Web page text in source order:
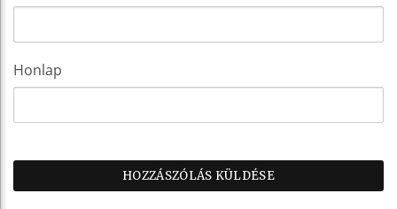
Honlap